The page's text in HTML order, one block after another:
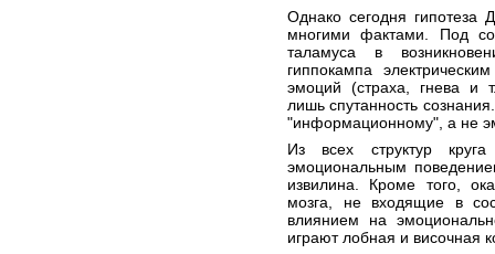
Однако сегодня гипотеза
многими фактами. Под
таламуса в
гиппокампа
эмоций (страха, гнева и
лишь спутанность
"информационному", а не
Из всех структур
эмоциональным
извилина. Кроме того,
мозга, не входящие в
влиянием на
играют лобная и височная